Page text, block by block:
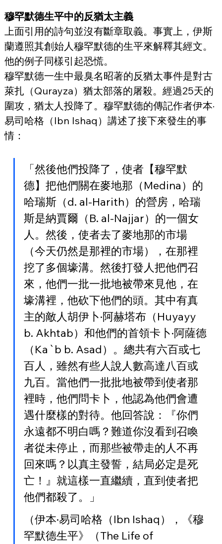
穆罕默德生平中的反猶太主義
上面引用的詩句並沒有斷章取義。事實上，伊斯
蘭遵照其創始人穆罕默德的生平來解釋其經文。
他的例子同樣引起恐慌。
穆罕默德一生中最臭名昭著的反猶太事件是對古
萊扎（Qurayza）猶太部落的屠殺。經過25天的
圍攻，猶太人投降了。穆罕默德的傳記作者伊本·
易司哈格（Ibn Ishaq）講述了接下來發生的事
情：
「然後他們投降了，使者【穆罕默
德】把他們關在麥地那（Medina）的
哈瑞斯（d. al-Harith）的營房，哈瑞
斯是納賈爾（B. al-Najjar）的一個女
人。然後，使者去了麥地那的市場
（今天仍然是那裡的市場），在那裡
挖了多個壕溝。然後打發人把他們召
來，他們一批一批地被帶來見他，在
壕溝裡，他砍下他們的頭。其中有真
主的敵人胡伊卜·阿赫塔布（Huyayy
b. Akhtab）和他們的首領卡卜·阿薩德
（Ka`b b. Asad）。總共有六百或七
百人，雖然有些人說人數高達八百或
九百。當他們一批批地被帶到使者那
裡時，他們問卡卜，他認為他們會遭
遇什麼樣的對待。他回答說：『你們
永遠都不明白嗎？難道你沒看到召喚
者從未停止，而那些被帶走的人不再
回來嗎？以真主發誓，結局必定是死
亡！』就這樣一直繼續，直到使者把
他們都殺了。」
（伊本·易司哈格（Ibn Ishaq），《穆
罕默德生平》（The Life of